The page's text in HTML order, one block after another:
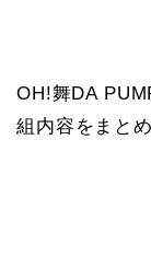
OH!舞DA
組内容をまと